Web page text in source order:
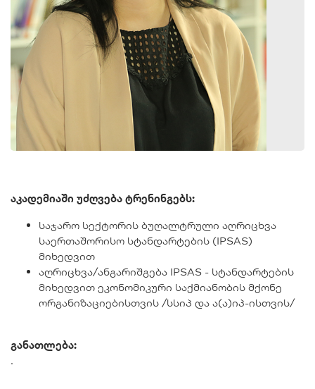
აკადემიაში უძღვება ტრენინგებს:
საჯარო სექტორის ბუღალტრული აღრიცხვა
საერთაშორისო სტანდარტების (IPSAS)
მიხედვით
აღრიცხვა/ანგარიშგება IPSAS - სტანდარტების
მიხედვით ეკონომიკური საქმიანობის მქონე
ორგანიზაციებისთვის /სსიპ და ა(ა)იპ-ისთვის/
განათლება:
.